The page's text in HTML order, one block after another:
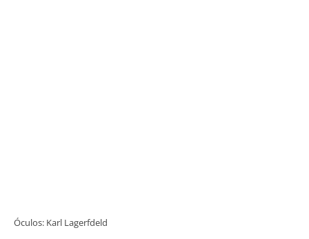
Óculos: Karl Lagerfdeld